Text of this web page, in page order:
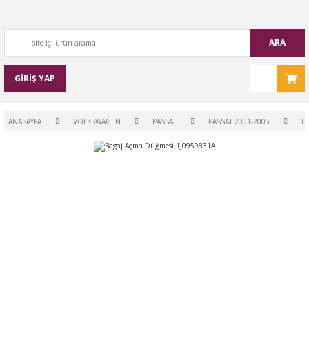
ARA
GİRİŞ YAP
ANASAYFA VOLKSWAGEN PASSAT PASSAT 2001-2005